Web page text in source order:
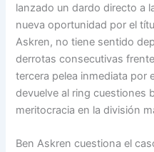
lanzado un dardo directo a
nueva oportunidad por el
Askren, no tiene sentido
derrotas consecutivas
tercera pelea inmediata por
devuelve al ring cuestiones
meritocracia en la división
Ben Askren cuestiona el